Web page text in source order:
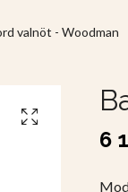
valnöt - Woodman
6